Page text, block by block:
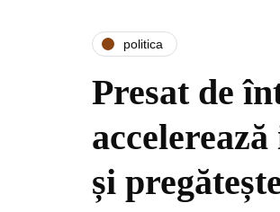
politica
Presat de
și